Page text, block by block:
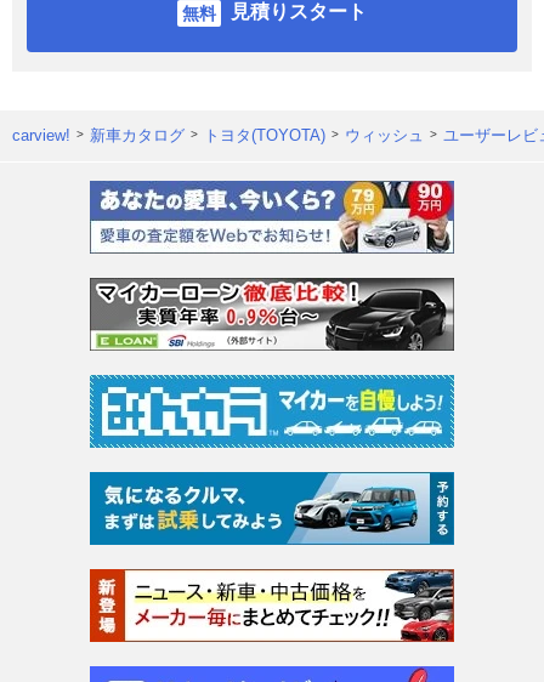
見積りスタート
carview! 新車カタログ トヨタ(TOYOTA) ウィッシュ ユーザーレビ